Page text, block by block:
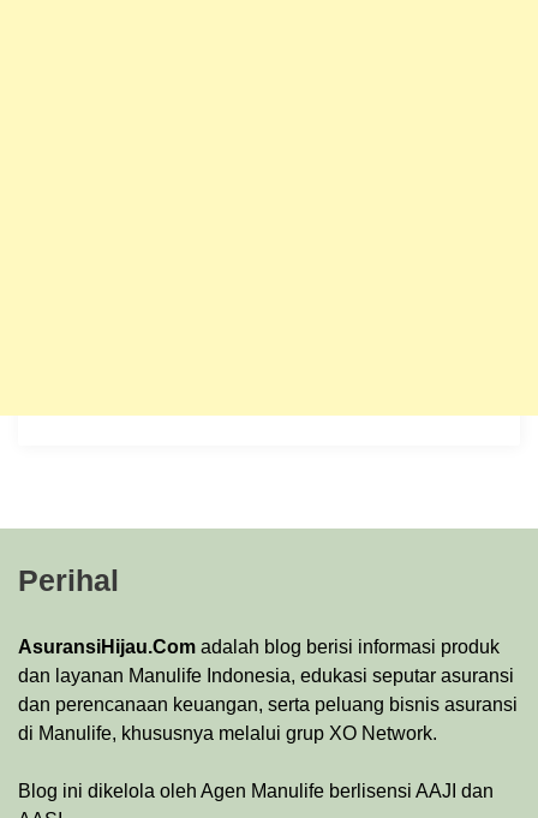
Perihal
AsuransiHijau.Com adalah blog berisi informasi produk
dan layanan Manulife Indonesia, edukasi seputar asuransi
dan perencanaan keuangan, serta peluang bisnis asuransi
di Manulife, khususnya melalui grup XO Network.
Blog ini dikelola oleh Agen Manulife berlisensi AAJI dan